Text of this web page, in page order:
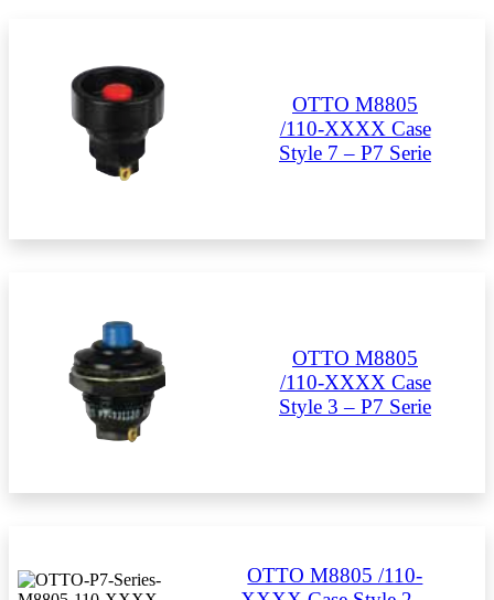
OTTO M8805
/110-XXXX Case
Style 7 – P7 Serie
OTTO M8805
/110-XXXX Case
Style 3 – P7 Serie
OTTO M8805 /110-